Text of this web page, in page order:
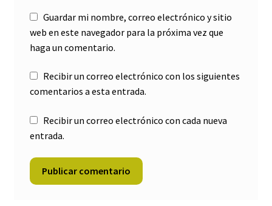
Guardar mi nombre, correo electrónico y sitio
web en este navegador para la próxima vez que
haga un comentario.
Recibir un correo electrónico con los siguientes
comentarios a esta entrada.
Recibir un correo electrónico con cada nueva
entrada.